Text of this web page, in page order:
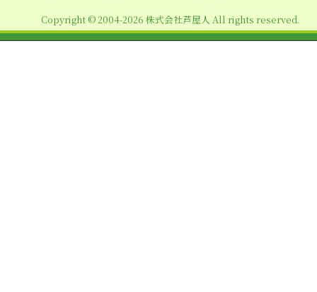
ン
Copyright © 2004-2026 株式会社芦屋人 All rights reserved.